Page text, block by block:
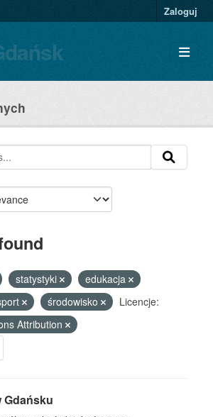
Zaloguj
statystyki
edukacja
środowisko
Licencje:
Attribution
Gdańsku